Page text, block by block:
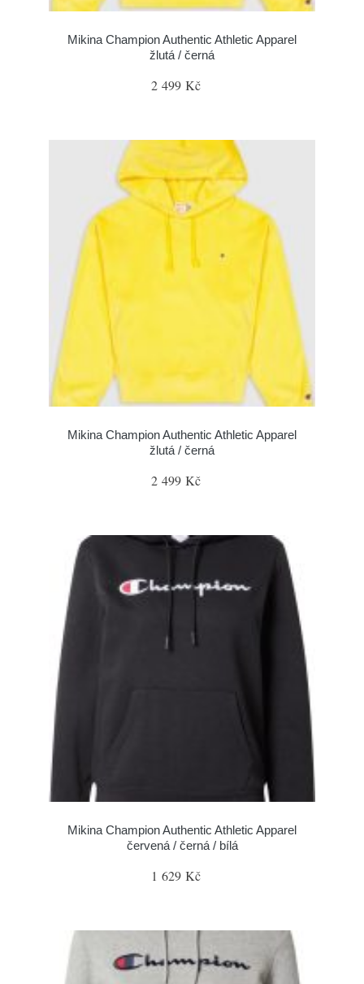
Mikina Champion Authentic Athletic Apparel
žlutá / černá
2 499 Kč
Mikina Champion Authentic Athletic Apparel
žlutá / černá
2 499 Kč
Mikina Champion Authentic Athletic Apparel
červená / černá / bílá
1 629 Kč